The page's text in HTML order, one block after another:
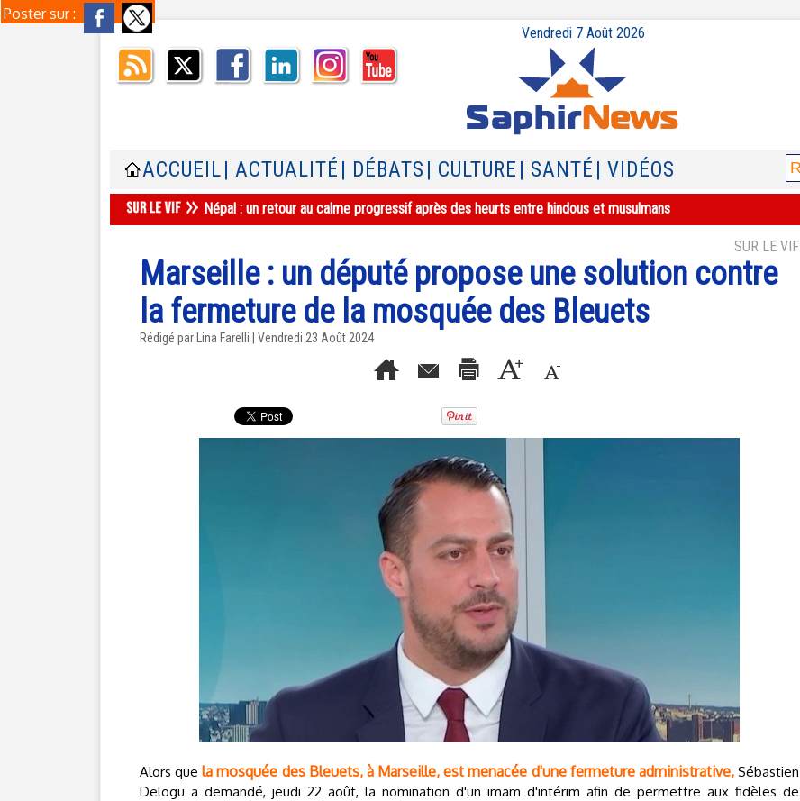
Poster sur :
Vendredi 7 Août 2026
ACCUEIL | ACTUALITÉ | DÉBATS | CULTURE | SANTÉ | VIDÉOS
Népal : un retour au calme progressif après des heurts entre hindous et musulmans
SUR LE VIF
Marseille : un député propose une solution contre
la fermeture de la mosquée des Bleuets
Rédigé par Lina Farelli | Vendredi 23 Août 2024
Alors quela mosquée des Bleuets, à Marseille, est menacée d'une fermeture administrative,Sébastien
Delogu a demandé, jeudi 22 août, la nomination d'un imam d'intérim afin de permettre aux fidèles de